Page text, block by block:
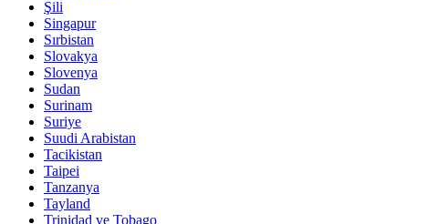
Şili
Singapur
Sırbistan
Slovakya
Slovenya
Sudan
Surinam
Suriye
Suudi Arabistan
Tacikistan
Taipei
Tanzanya
Tayland
Trinidad ve Tobago